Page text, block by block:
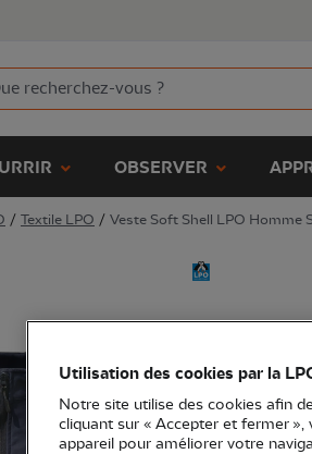
OBSERVER
/ Textile LPO / Veste Soft Shell LPO Homme
Utilisation des cookies par la
Notre site utilise des cookies afin
cliquant sur « Accepter et fermer
appareil pour améliorer votre